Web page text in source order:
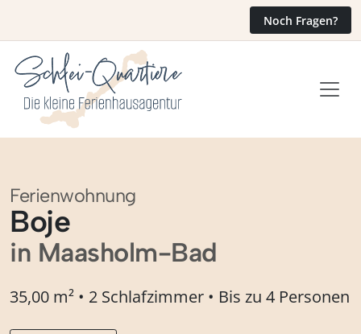
Noch Fragen?
Ferienwohnung
Boje
in Maasholm-Bad
35,00 m² • 2 Schlafzimmer • Bis zu 4 Personen